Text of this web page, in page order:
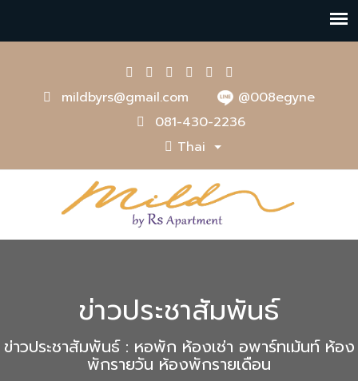
mildbyrs@gmail.com
@008egyne
081-430-2236
Thai
ข่าวประชาสัมพันธ์
ข่าวประชาสัมพันธ์ : หอพัก ห้องเช่า อพาร์ทเม้นท์ ห้อง
พักรายวัน ห้องพักรายเดือน